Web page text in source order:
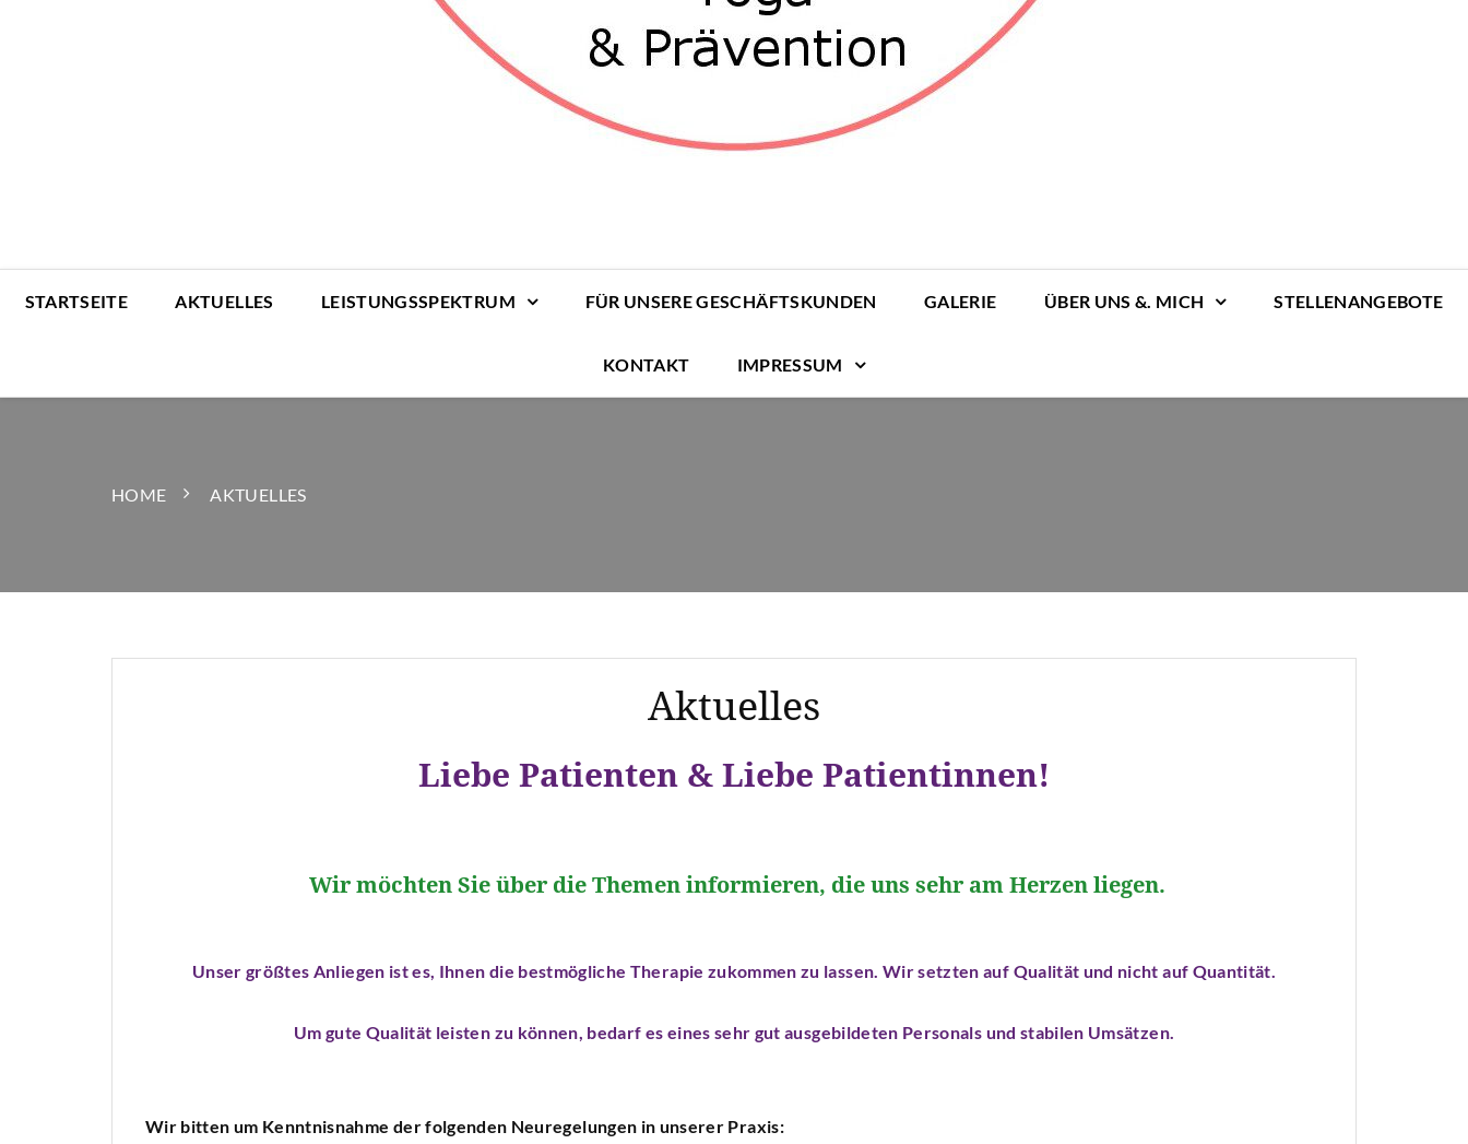
STARTSEITE AKTUELLES LEISTUNGSSPEKTRUM FÜR UNSERE GESCHÄFTSKUNDEN GALERIE ÜBER UNS &. MICH STELLENANGEBOTE
KONTAKT IMPRESSUM
HOME AKTUELLES
Aktuelles
Liebe Patienten & Liebe Patientinnen!
Wirmöchten Sie über die Themen informieren, die uns sehr am Herzen liegen.
Unser größtes Anliegen ist es, Ihnen die bestmögliche Therapie zukommen zu lassen. Wir setzten auf Qualität und nicht auf Quantität.
Um gute Qualität leisten zu können, bedarf es eines sehr gut ausgebildeten Personals und stabilen Umsätzen.
Wir bitten um Kenntnisnahme der folgenden Neuregelungen in unserer Praxis: